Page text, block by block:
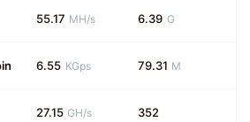
55.17 MH/s 6.39 G
6.55 KGps 79.31 M
27.15 GH/s 352